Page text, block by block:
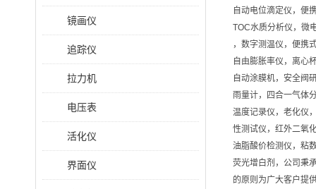
镜画仪
追踪仪
拉力机
电压表
活化仪
界面仪
自动电位滴定仪，便
TOC水质分析仪，微
，数字测温仪，便携
自由膨胀率仪，离心
自动涂膜机，安全阀
雨量计，四合一气体
温度记录仪，老化仪
性测试仪，红外二氧
油脂酸价检测仪，粘
荧光增白剂，公司秉
的原则为广大客户提